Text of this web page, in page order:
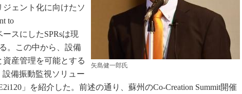
矢島健一郎氏
ェント化に向けたソ
to
スにしたSPRsは現
。この中から、設備
産管理を可能とする
設備振動監視ソリュー
」を紹介した。前述の通り、蘇州のCo-Creation Summit開催